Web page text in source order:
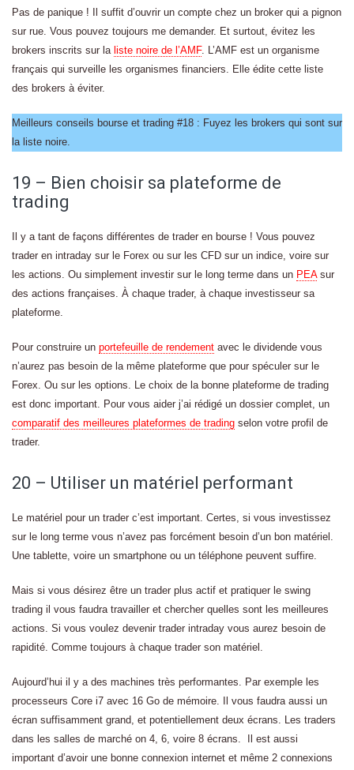
Pas de panique ! Il suffit d’ouvrir un compte chez un broker qui a pignon
sur rue. Vous pouvez toujours me demander. Et surtout, évitez les
brokers inscrits sur la liste noire de l’AMF. L’AMF est un organisme
français qui surveille les organismes financiers. Elle édite cette liste
des brokers à éviter.
Meilleurs conseils bourse et trading #18 : Fuyez les brokers qui sont sur
la liste noire.
19 – Bien choisir sa plateforme de
trading
Il y a tant de façons différentes de trader en bourse ! Vous pouvez
trader en intraday sur le Forex ou sur les CFD sur un indice, voire sur
les actions. Ou simplement investir sur le long terme dans un PEAsur
des actions françaises. À chaque trader, à chaque investisseur sa
plateforme.
Pour construire un portefeuille de rendement avec le dividende vous
n’aurez pas besoin de la même plateforme que pour spéculer sur le
Forex. Ou sur les options. Le choix de la bonne plateforme de trading
est donc important. Pour vous aider j’ai rédigé un dossier complet, un
comparatif des meilleures plateformes de trading selon votre profil de
trader.
20 – Utiliser un matériel performant
Le matériel pour un trader c’est important. Certes, si vous investissez
sur le long terme vous n’avez pas forcément besoin d’un bon matériel.
Une tablette, voire un smartphone ou un téléphone peuvent suffire.
Mais si vous désirez être un trader plus actif et pratiquer le swing
trading il vous faudra travailler et chercher quelles sont les meilleures
actions. Si vous voulez devenir trader intraday vous aurez besoin de
rapidité. Comme toujours à chaque trader son matériel.
Aujourd’hui il y a des machines très performantes. Par exemple les
processeurs Core i7 avec 16 Go de mémoire. Il vous faudra aussi un
écran suffisamment grand, et potentiellement deux écrans. Les traders
dans les salles de marché on 4, 6, voire 8 écrans. Il est aussi
important d’avoir une bonne connexion internet et même 2 connexions